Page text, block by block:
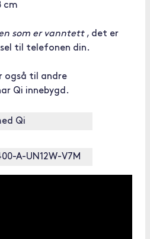
cm
som er vanntett, det er
til telefonen din.
også til andre
Qi innebygd.
Qi
A-UN12W-V7M